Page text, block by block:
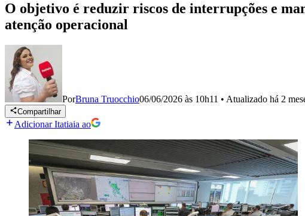
O objetivo é reduzir riscos de interrupções e
atenção operacional
PorBruna Truocchio06/06/2026 às 10h11 • Atualizado há 2
Compartilhar
Adicionar Itatiaia ao